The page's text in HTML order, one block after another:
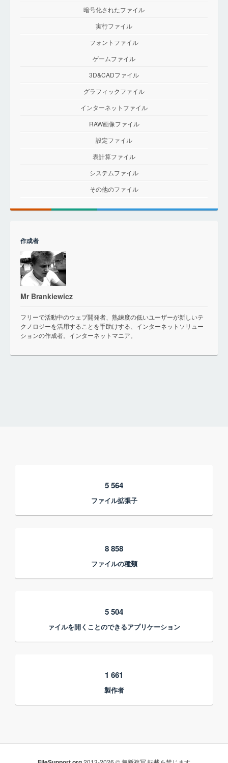
暗号化されたファイル
実行ファイル
フォントファイル
ゲームファイル
3D&CADファイル
グラフィックファイル
インターネットファイル
RAW画像ファイル
設定ファイル
表計算ファイル
システムファイル
その他のファイル
作成者
Mr Brankiewicz
フリーで活動中のウェブ開発者、熟練度の低いユーザーが新しいテ
クノロジーを活用することを手助けする、インターネットソリュー
ションの作成者。インターネットマニア。
5 564
ファイル拡張子
8 858
ファイルの種類
5 504
ァイルを開くことのできるアプリケーション
1 661
製作者